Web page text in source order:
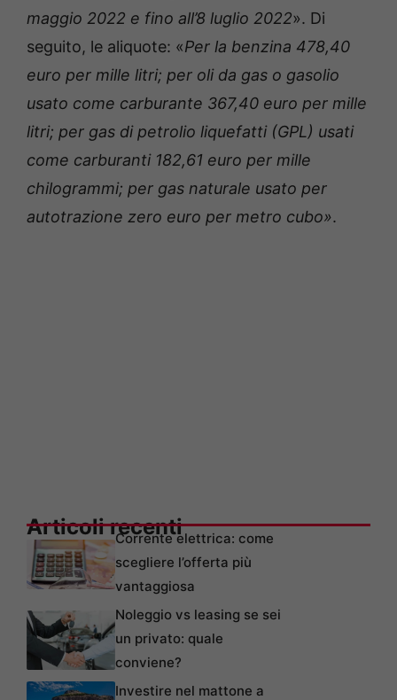
maggio 2022 e fino all’8 luglio 2022». Di
seguito, le aliquote: «Per la benzina 478,40
euro per mille litri; per oli da gas o gasolio
usato come carburante 367,40 euro per mille
litri; per gas di petrolio liquefatti (GPL) usati
come carburanti 182,61 euro per mille
chilogrammi; per gas naturale usato per
autotrazione zero euro per metro cubo».
Articoli recentiCorrente elettrica: come
scegliere l’offerta più
vantaggiosa
Noleggio vs leasing se sei
un privato: quale
conviene?
Investire nel mattone a